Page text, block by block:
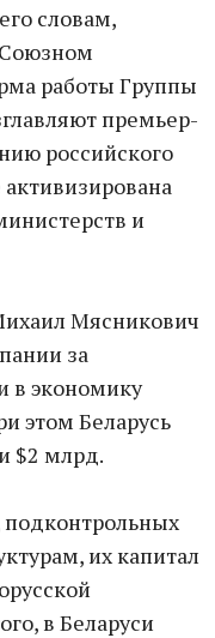
словам,
работы Группы
премьер-
российского
и
Мясникович
за
в экономику
этом Беларусь
$2 млрд.
подконтрольных
их капитал
в Беларуси